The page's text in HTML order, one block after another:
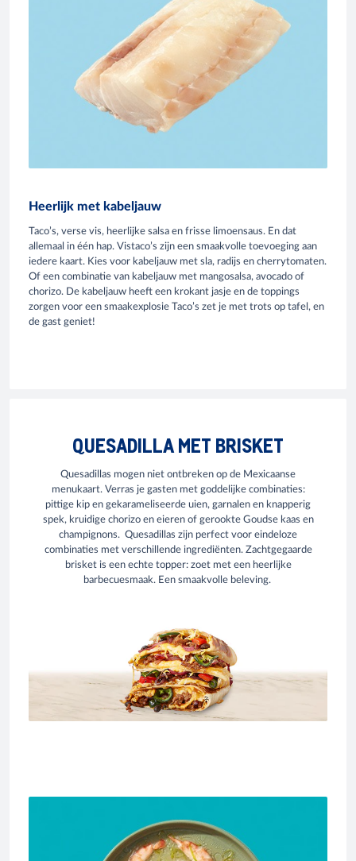
Heerlijk met kabeljauw
Taco’s, verse vis, heerlijke salsa en frisse limoensaus. En dat
allemaal in één hap. Vistaco’s zijn een smaakvolle toevoeging aan
iedere kaart. Kies voor kabeljauw met sla, radijs en cherrytomaten.
Of een combinatie van kabeljauw met mangosalsa, avocado of
chorizo. De kabeljauw heeft een krokant jasje en de toppings
zorgen voor een smaakexplosie Taco’s zet je met trots op tafel, en
de gast geniet!
QUESADILLA MET BRISKET
Quesadillas mogen niet ontbreken op de Mexicaanse
menukaart. Verras je gasten met goddelijke combinaties:
pittige kip en gekarameliseerde uien, garnalen en knapperig
spek, kruidige chorizo en eieren of gerookte Goudse kaas en
champignons. Quesadillas zijn perfect voor eindeloze
combinaties met verschillende ingrediënten. Zachtgegaarde
brisket is een echte topper: zoet met een heerlijke
barbecuesmaak. Een smaakvolle beleving.